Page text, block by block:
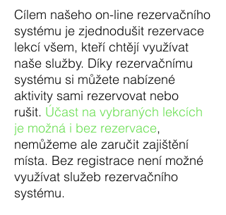
Cílem našeho on-line rezervačního
systému je zjednodušit rezervace
lekcí všem, kteří chtějí využívat
naše služby. Díky rezervačnímu
systému si můžete nabízené
aktivity sami rezervovat nebo
rušit. Účast na vybraných lekcích
je možná i bez rezervace,
nemůžeme ale zaručit zajištění
místa. Bez registrace není možné
využívat služeb rezervačního
systému.